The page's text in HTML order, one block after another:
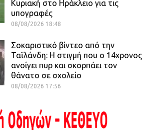
Κυριακή στο Ηράκλειο για τις
υπογραφές
08/08/2026 18:48
Σοκαριστικό βίντεο από την
Ταϊλάνδη: Η στιγμή που ο 14χρονος
ανοίγει πυρ και σκορπάει τον
θάνατο σε σχολείο
08/08/2026 17:56